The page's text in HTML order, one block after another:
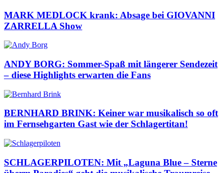
MARK MEDLOCK krank: Absage bei GIOVANNI
ZARRELLA Show
ANDY BORG: Sommer-Spaß mit längerer Sendezeit
– diese Highlights erwarten die Fans
BERNHARD BRINK: Keiner war musikalisch so oft
im Fernsehgarten Gast wie der Schlagertitan!
SCHLAGERPILOTEN: Mit „Laguna Blue – Sterne